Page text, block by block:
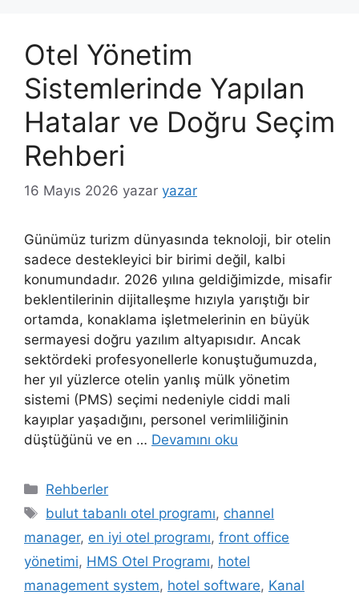
Otel Yönetim
Sistemlerinde Yapılan
Hatalar ve Doğru Seçim
Rehberi
16 Mayıs 2026 yazar yazar
Günümüz turizm dünyasında teknoloji, bir otelin
sadece destekleyici bir birimi değil, kalbi
konumundadır. 2026 yılına geldiğimizde, misafir
beklentilerinin dijitalleşme hızıyla yarıştığı bir
ortamda, konaklama işletmelerinin en büyük
sermayesi doğru yazılım altyapısıdır. Ancak
sektördeki profesyonellerle konuştuğumuzda,
her yıl yüzlerce otelin yanlış mülk yönetim
sistemi (PMS) seçimi nedeniyle ciddi mali
kayıplar yaşadığını, personel verimliliğinin
düştüğünü ve en … Devamını oku
Kategoriler
Rehberler
Etiketler
bulut tabanlı otel programı, channel
manager, en iyi otel programı, front office
yönetimi, HMS Otel Programı, hotel
management system, hotel software, Kanal